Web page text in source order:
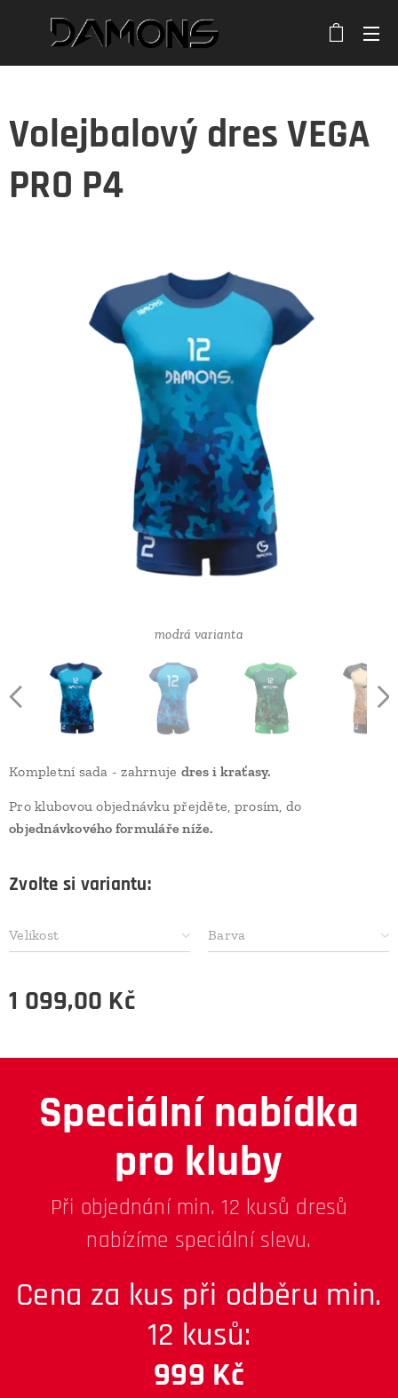
Volejbalový dres VEGA
PRO P4
modrá varianta
modrá varianta
zelená varianta
tělovo-černá varianta
oranžovo-bordová varianta
Kompletní sada - zahrnuje dres i kraťasy.
Pro klubovou objednávku přejděte, prosím, do
objednávkového formuláře níže.
Zvolte si variantu:
Velikost Barva
1 099,00 Kč
Speciální nabídka
pro kluby
Při objednání min. 12 kusů dresů
nabízíme speciální slevu.
Cena za kus při odběru min.
12 kusů:
999 Kč